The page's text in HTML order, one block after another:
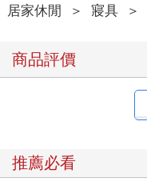
居家休閒
＞ 寢具 ＞
商品評價
推薦必看